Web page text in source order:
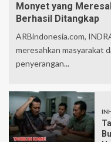
Monyet yang
Berhasil Ditangkap
ARBindonesia.com,
meresahkan masyarakat
penyerangan...